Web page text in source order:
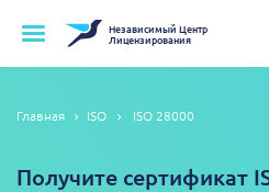
НезависимыйЦентр
Лицензирования
Главная ISO ISO 28000
Получите сертификат